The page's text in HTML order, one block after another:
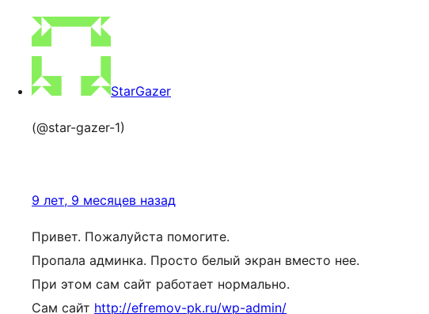
StarGazer
(@star-gazer-1)
9 лет, 9 месяцев назад
Привет. Пожалуйста помогите.
Пропала админка. Просто белый экран вместо нее.
При этом сам сайт работает нормально.
Сам сайт http://efremov-pk.ru/wp-admin/